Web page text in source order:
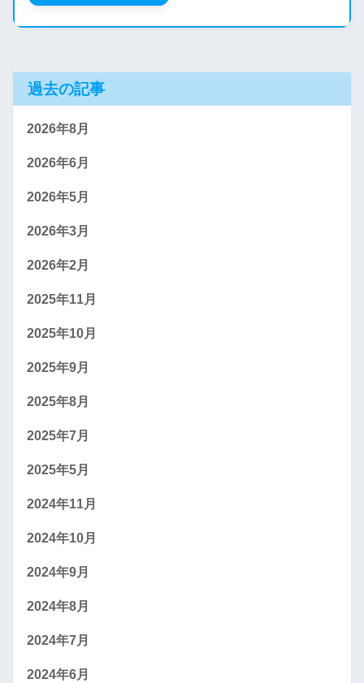
過去の記事
2026年8月
2026年6月
2026年5月
2026年3月
2026年2月
2025年11月
2025年10月
2025年9月
2025年8月
2025年7月
2025年5月
2024年11月
2024年10月
2024年9月
2024年8月
2024年7月
2024年6月